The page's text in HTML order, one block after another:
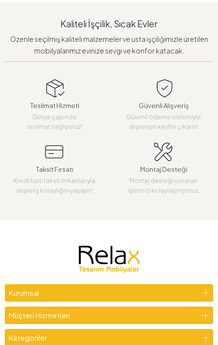
Kaliteli İşçilik, Sıcak Evler
Özenle seçilmiş kaliteli malzemeler ve usta işçiliğimizle üretilen
mobilyalarımız evinize sevgi ve konfor katacak.
Teslimat Hizmeti
Dünya çapında
teslimat sağlıyoruz!
Güvenli Alışveriş
Güvenli ödeme sistemiyle
alışverişin keyfini çıkarın!
Taksit Fırsatı
Kredi kartı taksit imkanlarıyla
alışveriş kolaylığını yaşayın!
Montaj Desteği
Montaj desteği sunarak
işlerinizi kolaylaştırıyoruz.
Kurumsal
Müşteri Hizmetleri
Kategoriler